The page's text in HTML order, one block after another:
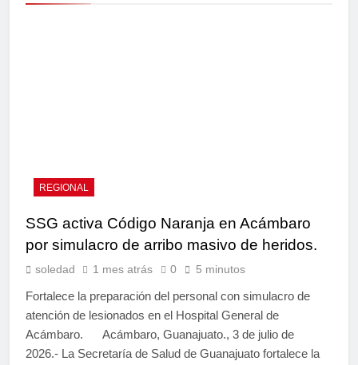
REGIONAL
SSG activa Código Naranja en Acámbaro
por simulacro de arribo masivo de heridos.
soledad 1 mes atrás 0 5 minutos
Fortalece la preparación del personal con simulacro de
atención de lesionados en el Hospital General de
Acámbaro. Acámbaro, Guanajuato., 3 de julio de
2026.- La Secretaría de Salud de Guanajuato fortalece la